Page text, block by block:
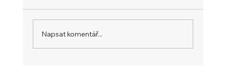
Napsat komentář...